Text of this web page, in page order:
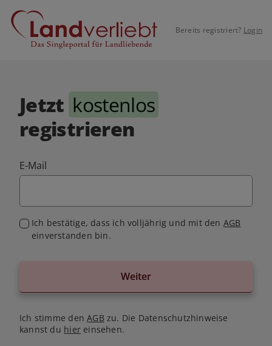
Bereits registriert? Login
Jetzt kostenlos
registrieren
E-Mail
Ich bestätige, dass ich volljährig und mit den AGB
einverstanden bin.
Weiter
Ich stimme denAGB zu. Die Datenschutzhinweise
kannst du hiereinsehen.